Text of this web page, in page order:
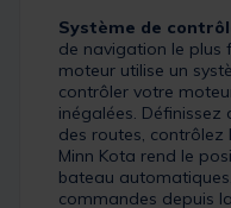
Système de
de navigation le plus
moteur utilise un
contrôler votre
inégalées.
des routes, contrôlez
Minn Kota rend le
bateau
commandes depuis